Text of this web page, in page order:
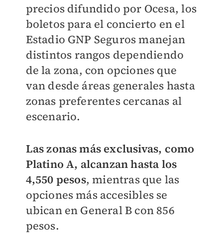
precios difundido por Ocesa, los
boletos para el concierto en el
Estadio GNP Seguros manejan
distintos rangos dependiendo
de la zona, con opciones que
van desde áreas generales hasta
zonas preferentes cercanas al
escenario.
Las zonas más exclusivas, como
Platino A, alcanzan hasta los
4,550 pesos, mientras que las
opciones más accesibles se
ubican en General B con 856
pesos.